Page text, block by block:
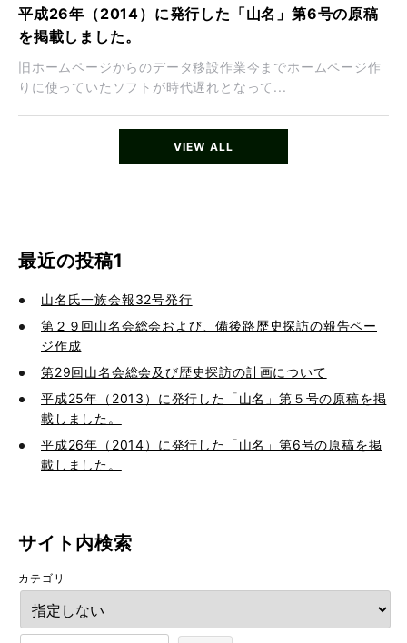
平成26年（2014）に発行した「山名」第6号の原稿
を掲載しました。
旧ホームページからのデータ移設作業今までホームページ作
りに使っていたソフトが時代遅れとなって...
VIEW ALL
最近の投稿1
山名氏一族会報32号発行
第２９回山名会総会および、備後路歴史探訪の報告ペー
ジ作成
第29回山名会総会及び歴史探訪の計画について
平成25年（2013）に発行した「山名」第５号の原稿を掲
載しました。
平成26年（2014）に発行した「山名」第6号の原稿を掲
載しました。
サイト内検索
カテゴリ